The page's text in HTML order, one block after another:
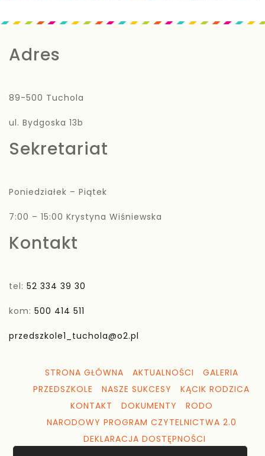
Adres
89-500 Tuchola
ul. Bydgoska 13b
Sekretariat
Poniedziałek – Piątek
7:00 – 15:00 Krystyna Wiśniewska
Kontakt
tel: 52 334 39 30
kom: 500 414 511
przedszkole1_tuchola@o2.pl
STRONA GŁÓWNA AKTUALNOŚCI
GALERIA
PRZEDSZKOLE
NASZE SUKCESY
KĄCIK RODZICA
KONTAKT
DOKUMENTY
RODO
NARODOWY PROGRAM CZYTELNICTWA 2.0
DEKLARACJA DOSTĘPNOŚCI